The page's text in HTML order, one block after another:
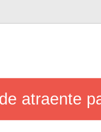
atraente